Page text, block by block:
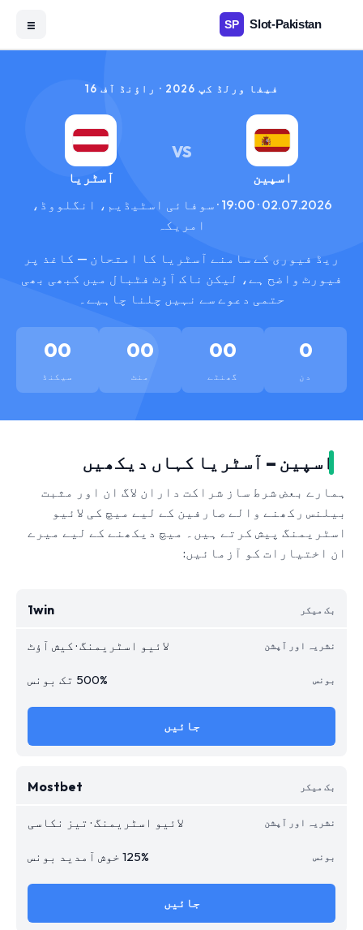
☰
فیفا ورلڈ کپ 2026 · راؤنڈ آف 16
اسپین
VS
آسٹریا
02.07.2026 · 19:00 · سوفائی اسٹیڈیم، انگلووڈ،
امریکہ
ریڈ فیوری کے سامنے آسٹریا کا امتحان — کاغذ پر
فیورٹ واضح ہے، لیکن ناک آؤٹ فٹبال میں کبھی بھی
حتمی دعوے سے نہیں چلنا چاہیے۔
0
دن
00
گھنٹے
00
منٹ
00
سیکنڈ
اسپین – آسٹریا کہاں دیکھیں
ہمارے بعض شرط ساز شراکت داران لاگ ان اور مثبت
بیلنس رکھنے والے صارفین کے لیے میچ کی لائیو
اسٹریمنگ پیش کرتے ہیں۔ میچ دیکھنے کے لیے میرے
ان اختیارات کو آزمائیں:
1win
لائیو اسٹریمنگ · کیش آؤٹ
500% تک بونس
جائیں
Mostbet
لائیو اسٹریمنگ · تیز نکاسی
125% خوش آمدید بونس
جائیں